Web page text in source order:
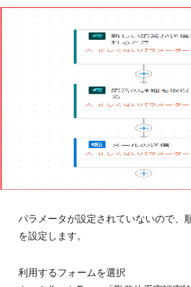
パラメータが設定されていないので、
を設定します。
利用するフォームを選択